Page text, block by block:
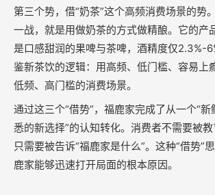
第三个势，借“奶茶”这个高频消费场景的势
一战，就是用做奶茶的方式做精酿。它的产
是口感甜润的果啤与茶啤，酒精度仅2.3%-
鉴新茶饮的逻辑：用高频、低门槛、容易上
低频、高门槛的消费场景。
通过这三个“借势”，福鹿家完成了从一个“新
悉的新选择”的认知转化。消费者不需要被教
只需要被告诉“福鹿家是什么”。这种“借势”
鹿家能够迅速打开局面的根本原因。